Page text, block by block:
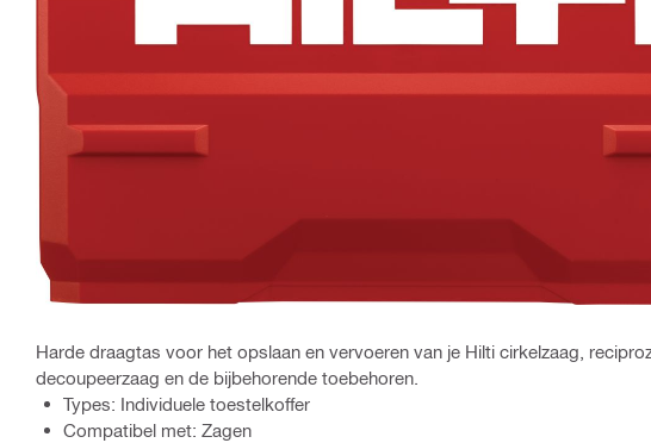
Harde draagtas voor het opslaan en vervoeren van je Hilti cirkelzaag,
decoupeerzaag en de bijbehorende toebehoren.
Types: Individuele toestelkoffer
Compatibel met: Zagen